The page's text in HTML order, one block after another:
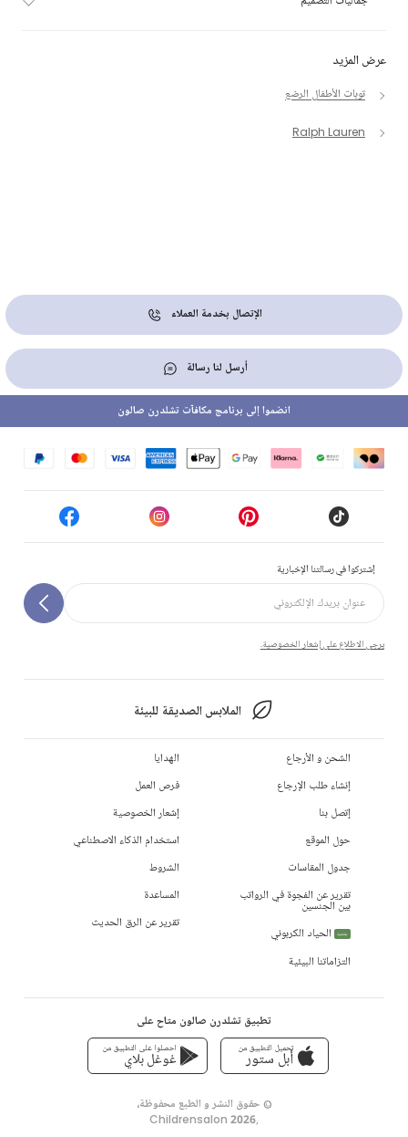
عرض المزيد
توبات الأطفال الرضع
Ralph Lauren
الإتصال بخدمة العملاء
أرسل لنا رسالة
إشتركوا في رسالتنا الإخبارية
يرجى الاطلاع على إشعار الخصوصية.
الملابس الصديقة للبيئة
انضموا إلى برنامج مكافآت تشلدرن صالون
الشحن و الأرجاع
إنشاء طلب الإرجاع
إتصل بنا
حول الموقع
جدول المقاسات
تقرير عن الفجوة في الرواتب
بين الجنسين
جديد
الحياد الكربوني
التزاماتنا البيئية
الهدايا
فرص العمل
إشعار الخصوصية
استخدام الذكاء الاصطناعي
الشروط
المساعدة
تقرير عن الرق الحديث
تطبيق تشلدرن صالون متاح على
تحميل التطبيق من
أبل ستور
احصلوا على التطبيق من
غوغل بلاي
© حقوق النشر و الطبع محفوظة،
,
Childrensalon 2026